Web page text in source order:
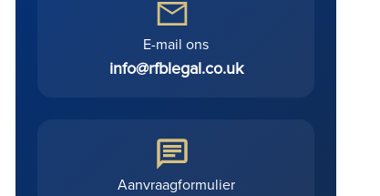
E-mail ons
info@rfblegal.co.uk
Aanvraagformulier